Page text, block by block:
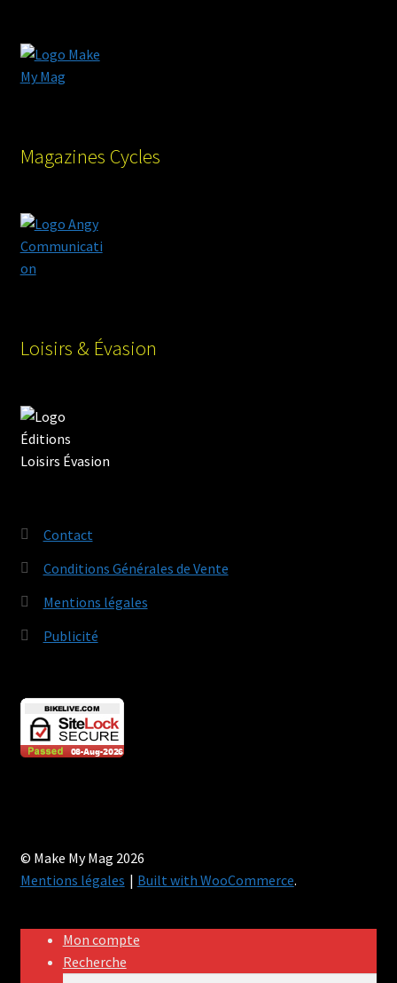
Magazines Cycles
Loisirs & Évasion
Contact
Conditions Générales de Vente
Mentions légales
Publicité
© Make My Mag 2026
Mentions légales
Built with WooCommerce.
Mon compte
Recherche